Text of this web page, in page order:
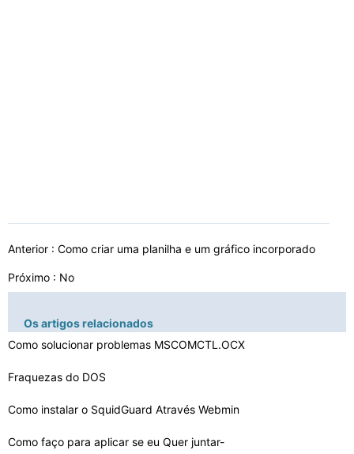
Anterior : Como criar uma planilha e um gráfico incorporado
Próximo : No
Os artigos relacionados
Como solucionar problemas MSCOMCTL.OCX
Fraquezas do DOS
Como instalar o SquidGuard Através Webmin
Como faço para aplicar se eu Quer juntar-